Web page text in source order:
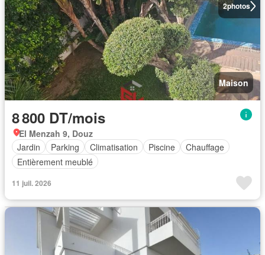
2photos
Maison
8 800 DT/mois
El Menzah 9, Douz
Jardin
Parking Climatisation Piscine
Chauffage
Entièrement meublé
11 juil. 2026